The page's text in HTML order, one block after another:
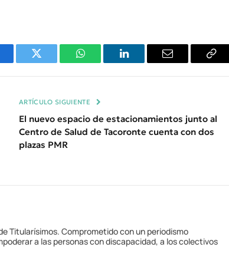
Twitter WhatsAppLinkedIn Email
ARTÍCULO SIGUIENTE
El nuevo espacio de estacionamientos junto al
Centro de Salud de Tacoronte cuenta con dos
plazas PMR
Titularísimos. Comprometido con un periodismo
a las personas con discapacidad, a los colectivos